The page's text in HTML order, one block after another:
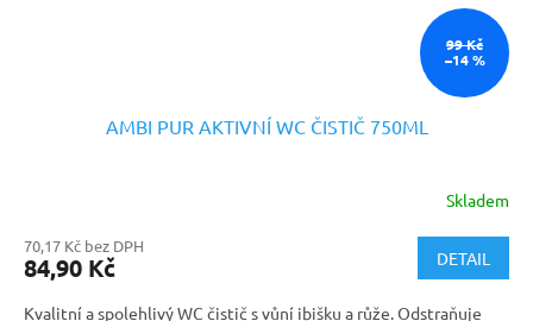
99 Kč
–14 %
AMBI PUR AKTIVNÍ WC ČISTIČ 750ML
Skladem
70,17 Kč bez DPH
84,90 Kč DETAIL
Kvalitní a spolehlivý WC čistič s vůní ibišku a růže. Odstraňuje